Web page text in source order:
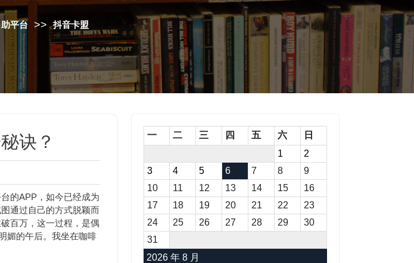
平台 >> 抖音卡盟
诀？
的APP，如今已经成为
通过自己的方式脱颖而
百万，这一过程，是偶
媚的午后。我坐在咖啡
2026 年 8 月
一 二 三 四 五 六
日
1
2
3
4 5 6 7 8
9
10
11 12 13 14 15
16
17
18 19 20 21 22
23
24
25 26 27 28 29
30
31